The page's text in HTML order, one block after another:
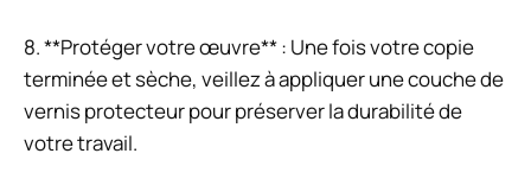
8. **Protéger votre œuvre** : Une fois votre copie
terminée et sèche, veillez à appliquer une couche de
vernis protecteur pour préserver la durabilité de
votre travail.